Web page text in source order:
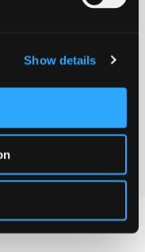
Show details